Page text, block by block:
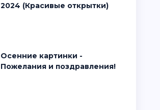
2024 (Красивые открытки)
Осенние картинки -
Пожелания и поздравления!